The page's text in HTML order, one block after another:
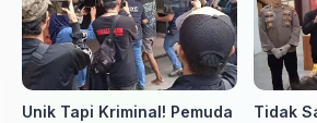
Perlombaan
Unik Tapi Kriminal! Pemuda
Tidak